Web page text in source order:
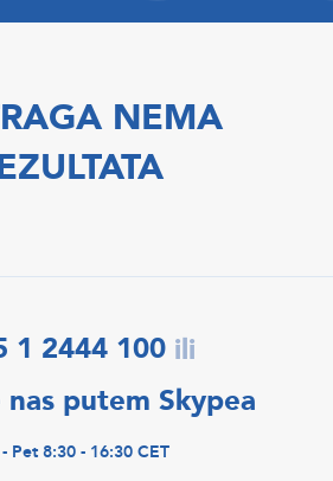
NEMA
1 2444 100 ili
putem Skypea
Pet 8:30 - 16:30 CET